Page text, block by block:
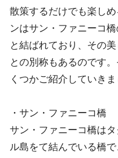
散策するだけでも楽し
ンはサン・ファニーコ
と結ばれており、その
との別称もあるのです
くつかご紹介していきま
・サン・ファニーコ橋
サン・ファニーコ橋は
ル島をて結んでいる橋